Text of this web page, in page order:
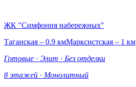
ЖК "Симфония набережных"
Таганская – 0.9 кмМарксистская – 1 км
Готовые · Элит · Без отделки
8 этажей · Монолитный